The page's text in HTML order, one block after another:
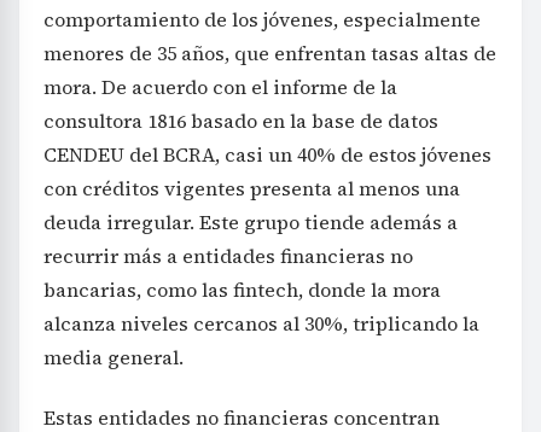
comportamiento de los jóvenes, especialmente
menores de 35 años, que enfrentan tasas altas de
mora. De acuerdo con el informe de la
consultora 1816 basado en la base de datos
CENDEU del BCRA, casi un 40% de estos jóvenes
con créditos vigentes presenta al menos una
deuda irregular. Este grupo tiende además a
recurrir más a entidades financieras no
bancarias, como las fintech, donde la mora
alcanza niveles cercanos al 30%, triplicando la
media general.
Estas entidades no financieras concentran